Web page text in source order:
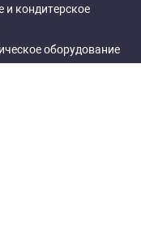
и кондитерское
оборудование